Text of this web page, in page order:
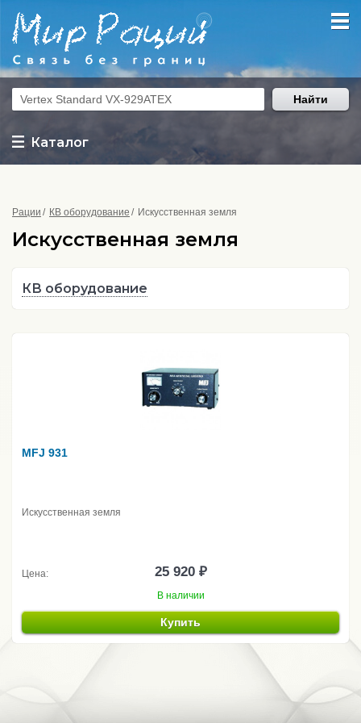
Каталог
Найти
Рации КВ оборудование Искусственная земля
Искусственная земля
КВ оборудование
MFJ 931
Искусственная земля
Цена: 25 920 ₽
В наличии
Купить